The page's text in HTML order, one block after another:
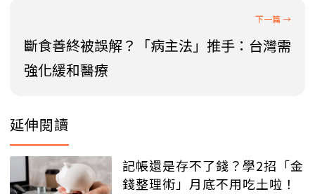
斷食善終被誤解？「病主法」推手：台灣需
強化緩和醫療
延伸閱讀
記帳還是存不了錢？學2招「金
錢整理術」月底不用吃土啦！